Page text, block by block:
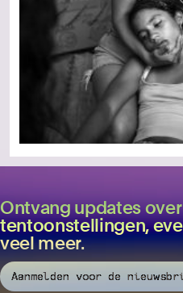
Ontvang updates
tentoonstellingen,
veel meer.
Aanmelden voor de